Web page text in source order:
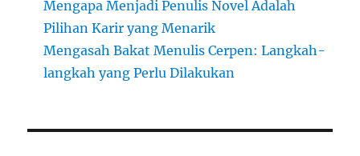
Mengapa Menjadi Penulis Novel Adalah
Pilihan Karir yang Menarik
Mengasah Bakat Menulis Cerpen: Langkah-
langkah yang Perlu Dilakukan